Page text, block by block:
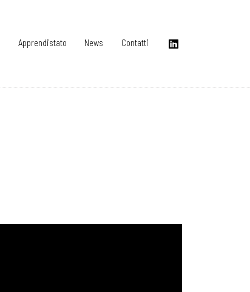
Apprendistato News Contatti